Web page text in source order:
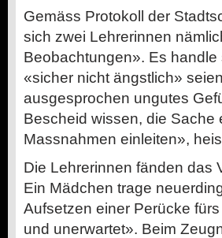
Gemäss Protokoll der
sich zwei Lehrer­innen
Beobachtungen». Es
«sicher nicht ängstlich»
ausgesprochen ungutes
Bescheid wissen, die
Massnahmen einleiten»,
Die Lehrerinnen fänden das
Ein Mädchen ­trage
Aufsetzen einer Perücke
und unerwartet». Beim